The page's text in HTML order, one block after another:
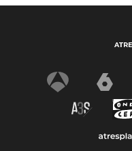
Comité de Expertos